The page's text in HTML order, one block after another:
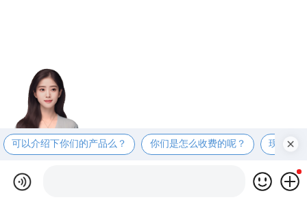
可以介绍下你们的产品么？ 你们是怎么收费的呢？ 现在有